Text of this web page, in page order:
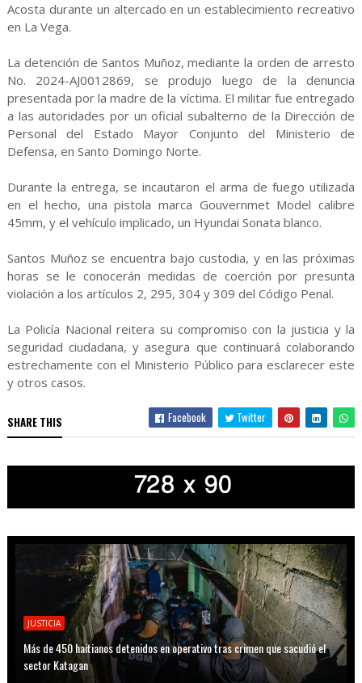
Acosta durante un altercado en un establecimiento recreativo
en La Vega.
La detención de Santos Muñoz, mediante la orden de arresto
No. 2024-AJ0012869, se produjo luego de la denuncia
presentada por la madre de la víctima. El militar fue entregado
a las autoridades por un oficial subalterno de la Dirección de
Personal del Estado Mayor Conjunto del Ministerio de
Defensa, en Santo Domingo Norte.
Durante la entrega, se incautaron el arma de fuego utilizada
en el hecho, una pistola marca Gouvernmet Model calibre
45mm, y el vehículo implicado, un Hyundai Sonata blanco.
Santos Muñoz se encuentra bajo custodia, y en las próximas
horas se le conocerán medidas de coerción por presunta
violación a los artículos 2, 295, 304 y 309 del Código Penal.
La Policía Nacional reitera su compromiso con la justicia y la
seguridad ciudadana, y asegura que continuará colaborando
estrechamente con el Ministerio Público para esclarecer este
y otros casos.
SHARE THIS Facebook Twitter
JUSTICIA
Más de 450 haitianos detenidos en operativo tras crimen que sacudió el
sector Katagan